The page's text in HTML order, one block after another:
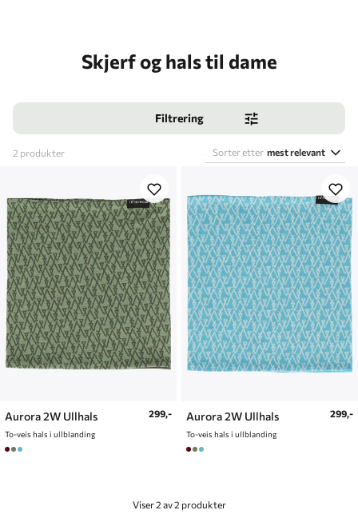
Skjerf og hals til dame
Filtrering
2 produkter Sorter etter mest relevant
Aurora 2W Ullhals
To-veis hals i ullblanding
299,- Aurora 2W Ullhals
To-veis hals i ullblanding
299,-
Viser 2 av 2 produkter